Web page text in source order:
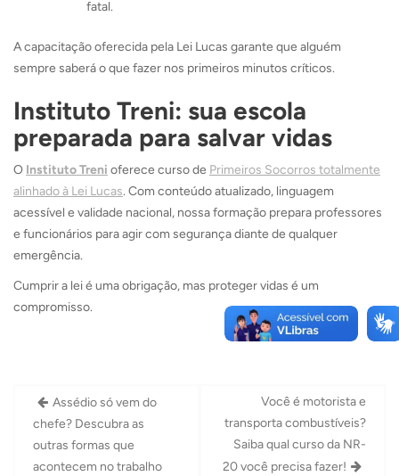
fatal.
A capacitação oferecida pela Lei Lucas garante que alguém
sempre saberá o que fazer nos primeiros minutos críticos.
Instituto Treni: sua escola
preparada para salvar vidas
O Instituto Treni oferece curso de Primeiros Socorros totalmente
alinhado à Lei Lucas. Com conteúdo atualizado, linguagem
acessível e validade nacional, nossa formação prepara professores
e funcionários para agir com segurança diante de qualquer
emergência.
Cumprir a lei é uma obrigação, mas proteger vidas é um
compromisso.
Navegação
de
Post
Assédio só vem do
chefe? Descubra as
outras formas que
acontecem no trabalho
Você é motorista e
transporta combustíveis?
Saiba qual curso da NR-
20 você precisa fazer!